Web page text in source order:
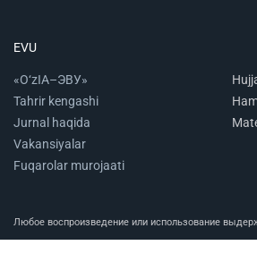
EVU
«O‘zIA–ЭВУ»
Tahrir kengashi
Jurnal haqida
Vakansiyalar
Fuqarolar murojaati
Любое воспроизведение или использование